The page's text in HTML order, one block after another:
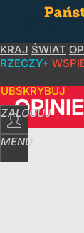
KRAJ ŚWIAT
RZECZY+
ZALOGUJ
MENU
OPINIE